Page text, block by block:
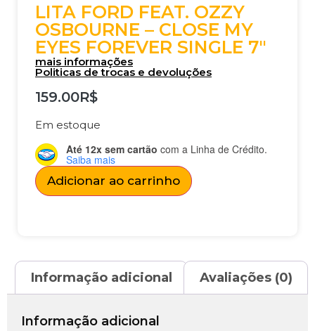
LITA FORD FEAT. OZZY
OSBOURNE – CLOSE MY
EYES FOREVER SINGLE 7″
mais informações
Politicas de trocas e devoluções
159.00R$
Em estoque
Até 12x sem cartão com a Linha de Crédito.
Saiba mais
Adicionar ao carrinho
Informação adicional Avaliações (0)
Informação adicional